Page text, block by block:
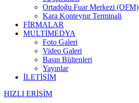
Ortadoğu Fuar Merkezi (OFM)
Kara Konteynır Terminali
FİRMALAR
MULTİMEDYA
Foto Galeri
Video Galeri
Basın Bültenleri
Yayınlar
İLETİŞİM
HIZLI ERİŞİM